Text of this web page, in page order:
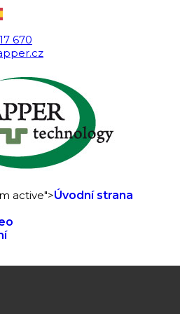
670
active">Úvodní strana